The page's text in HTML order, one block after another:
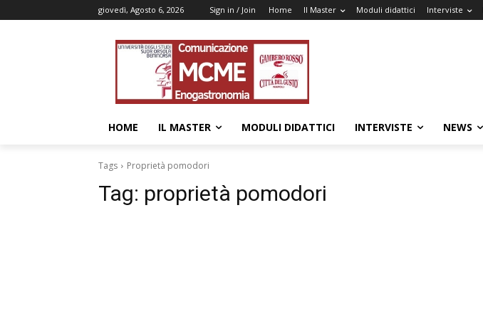
giovedì, Agosto 6, 2026 Sign in / Join Home Il Master Moduli didattici Interviste
HOME IL MASTER MODULI DIDATTICI INTERVISTE NEWS
Tags Proprietà pomodori
Tag: proprietà pomodori